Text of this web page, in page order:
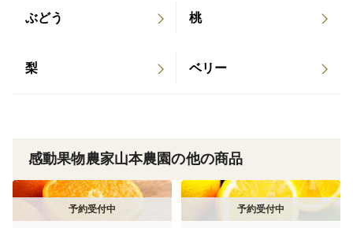
の贈り物にもぴったり。大玉で見栄えもよく、「甘くて
日本発の品種でありながら海外でも栽培され人気を集め
どのように工夫して栽培しているのかこれから説明し
ていきますね。
ぶどう 桃
梨 ベリー
感動果物農家山本農園の他の商品